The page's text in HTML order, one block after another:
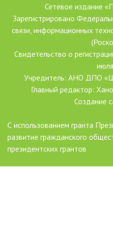
Сетевое издание
Зарегистрировано
связи, информационных
Свидетельство о
Учредитель: АНО ДПО
Главный редактор:
Создание
С использованием гранта
развитие гражданского
президентских грантов